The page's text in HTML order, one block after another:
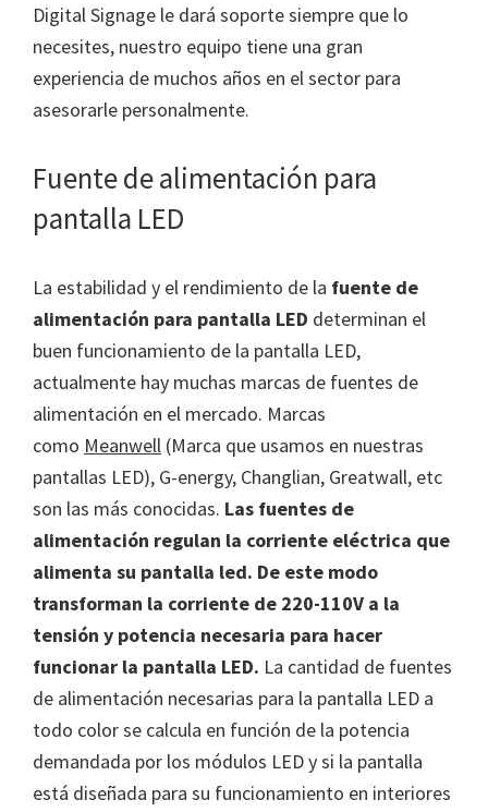
Digital Signage le dará soporte siempre que lo
necesites, nuestro equipo tiene una gran
experiencia de muchos años en el sector para
asesorarle personalmente.
Fuente de alimentación para
pantalla LED
La estabilidad y el rendimiento de la fuente de
alimentación para pantalla LED determinan el
buen funcionamiento de la pantalla LED,
actualmente hay muchas marcas de fuentes de
alimentación en el mercado. Marcas
como Meanwell (Marca que usamos en nuestras
pantallas LED), G-energy, Changlian, Greatwall, etc
son las más conocidas. Las fuentes de
alimentación regulan la corriente eléctrica que
alimenta su pantalla led. De este modo
transforman la corriente de 220-110V a la
tensión y potencia necesaria para hacer
funcionar la pantalla LED. La cantidad de fuentes
de alimentación necesarias para la pantalla LED a
todo color se calcula en función de la potencia
demandada por los módulos LED y si la pantalla
está diseñada para su funcionamiento en interiores